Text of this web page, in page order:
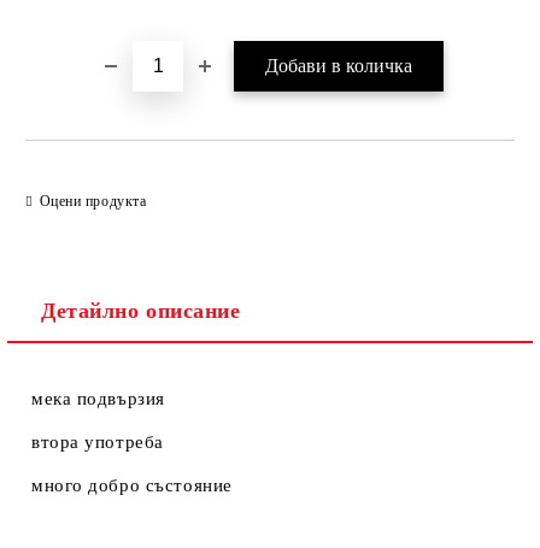
Оцени продукта
Детайлно описание
мека подвързия
втора употреба
много добро състояние